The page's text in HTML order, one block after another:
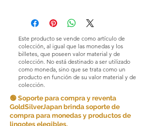
nos esforzamos por ofrecer productos
la satisfacción del cliente. Debido a la
naturaleza de los productos que
vendemos, en principio no aceptamos
devoluciones por comodidad del
cliente.
Sin embargo, en determinadas
circunstancias, podemos aceptar
devoluciones como excepción. Las
Este producto se vende como artículo de
colección, al igual que las monedas y los
billetes, que poseen valor material y de
colección. No está destinado a ser utilizado
como moneda, sino que se trata como un
producto en función de su valor material y de
colección.
🟢 Soporte para compra y reventa
GoldSilverJapan brinda soporte de
compra para monedas y productos de
lingotes elegibles.